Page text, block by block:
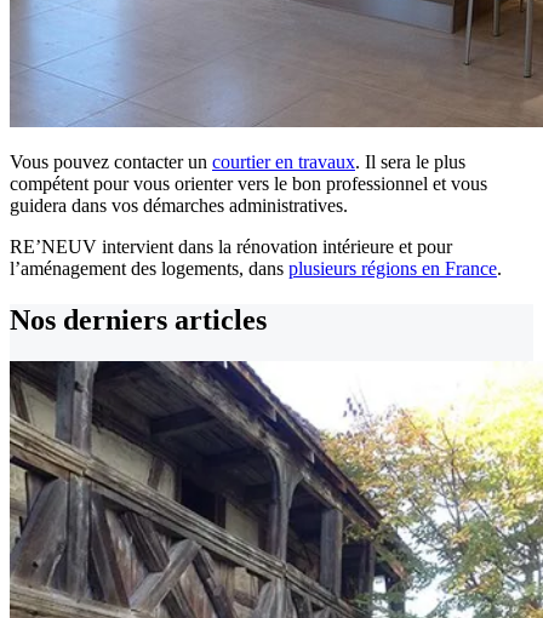
Vous pouvez contacter un courtier en travaux. Il sera le plus
compétent pour vous orienter vers le bon professionnel et vous
guidera dans vos démarches administratives.
RE’NEUV intervient dans la rénovation intérieure et pour
l’aménagement des logements, dans plusieurs régions en France.
Nos derniers articles